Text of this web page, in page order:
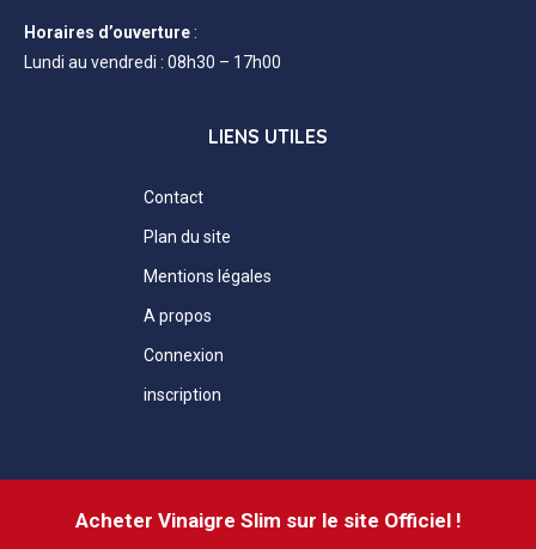
Acheter Vinaigre Slim sur le site Officiel !
Horaires d’ouverture:
Lundi au vendredi : 08h30 – 17h00
LIENS UTILES
Contact
Plan du site
Mentions légales
A propos
Connexion
inscription
@2024 – @LEPRESSBOOK –Mentions légales–Contact